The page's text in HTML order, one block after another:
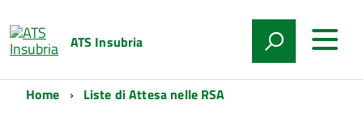
ATS Insubria
Home Liste di Attesa nelle RSA